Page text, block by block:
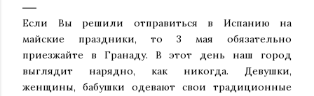
Если Вы решили отправиться в Испанию на
майские праздники, то 3 мая обязательно
приезжайте в Гранаду. В этот день наш город
выглядит нарядно, как никогда. Девушки,
женщины, бабушки одевают свои традиционные